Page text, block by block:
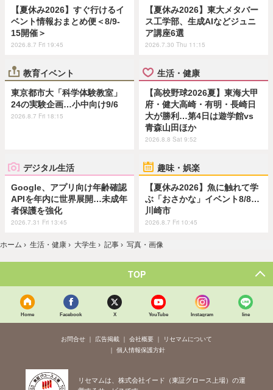
【夏休み2026】すぐ行けるイ
ベント情報おまとめ便＜8/9-
15開催＞
2026.8.7 Fri 19:45
【夏休み2026】東大メタバー
ス工学部、生成AIなどジュニ
ア講座6選
2026.7.30 Thu 11:15
教育イベント
東京都市大「科学体験教室」
24の実験企画…小中向け9/6
2026.8.7 Fri 18:15
生活・健康
【高校野球2026夏】東海大甲
府・健大高崎・有明・長崎日
大が勝利…第4日は遊学館vs
青森山田ほか
2026.8.8 Sat 9:52
デジタル生活
Google、アプリ向け年齢確認
APIを年内に世界展開…未成年
者保護を強化
2026.7.31 Fri 13:45
趣味・娯楽
【夏休み2026】魚に触れて学
ぶ「おさかな」イベント8/8…
川崎市
2026.8.7 Fri 10:45
ホーム › 生活・健康 › 大学生 › 記事 › 写真・画像
TOP
Home Facebook X YouTube Instagram line
お問合せ 広告掲載 会社概要
リセマムについて
個人情報保護方針
リセマムは、株式会社イード（東証グロース上場）の運